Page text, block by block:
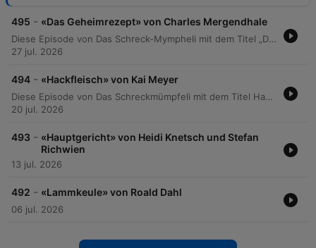
495 - «Das Geheimrezept» von Charles Mergendhale
Diese Episode von Das Schreck-Mympheli mit dem Titel „Das Geheimrezept von Charles Mergendahl“ erzählt eine düstere Geschichte über Simon und Linda. Während Simon versucht, durch ein perfekt inszeniertes Abendessen für den Direktor Weinberger eine Beförderung zu sichern, verfolgt er im Hintergrund einen grausamen Plan, seine Frau Linda psychisch zu destabilisieren und sie in eine Anstalt zu drängen. Die Spannung steigt während des Essens, als mysteriöse Hinweise auf die wahre Natur der Speisen und das Verschwinden ihrer Tochter Mopsi auftauchen. Ein psychologisches Kammerspiel über Manipulation, Familiengeheimnisse und den drohenden Zusammenbruch.
27 jul. 2026
494 - «Hackfleisch» von Kai Meyer
Diese Episode von Das Schreckmümpfeli mit dem Titel Hackfleisch von Kai Meyer erzählt eine düstere Geschichte über Eifersucht, Verlust und rätselhafte Ereignisse. Im Zentrum steht die Begegnung zwischen Lisa und Gloria Gold, wobei persönliche Konflikte um Trevor und die Frage nach einer Scheidung thematisiert werden. Die Erzählung verknüpft alltägliche Szenen wie das Essen von Lasagne mit einem tragischen Suizid und lässt Fragen über die Hintergründe der Ereignisse offen.
20 jul. 2026
493 - «Hauptgericht» von Heidi Knetsch und Stefan
Richwien
13 jul. 2026
492 - «Lammkeule» von Roald Dahl
06 jul. 2026